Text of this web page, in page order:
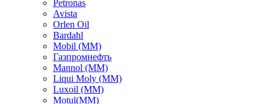
Petronas
Avista
Orlen Oil
Bardahl
Mobil (ММ)
Газпромнефть
Mannol (ММ)
Liqui Moly (ММ)
Luxoil (ММ)
Motul(ММ)